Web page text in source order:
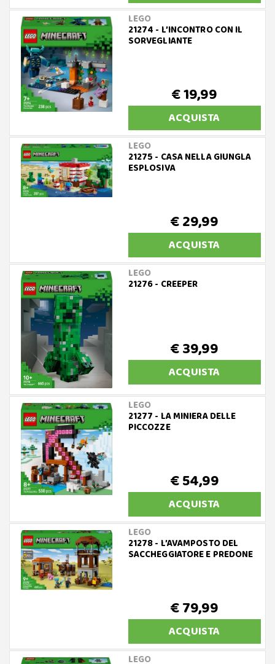
LEGO
21274 - L’INCONTRO CON IL
SORVEGLIANTE
€ 19,99
ACQUISTA
LEGO
21275 - CASA NELLA GIUNGLA
ESPLOSIVA
€ 29,99
ACQUISTA
LEGO
21276 - CREEPER
€ 39,99
ACQUISTA
LEGO
21277 - LA MINIERA DELLE
PICCOZZE
€ 54,99
ACQUISTA
LEGO
21278 - L’AVAMPOSTO DEL
SACCHEGGIATORE E PREDONE
€ 79,99
ACQUISTA
LEGO